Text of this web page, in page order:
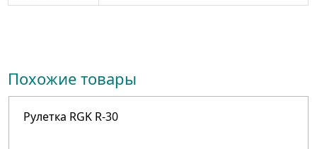
Похожие товары
Рулетка RGK R-30